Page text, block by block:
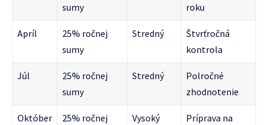
sumy
roku
Apríl
25% ročnej
sumy
Stredný
Štvrťročná
kontrola
Júl
25% ročnej
sumy
Stredný
Polročné
zhodnotenie
Október 25% ročnej Vysoký Príprava na